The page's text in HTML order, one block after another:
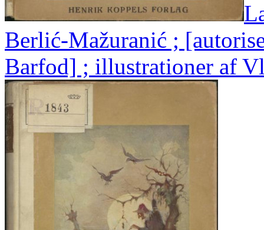
Berlić-Mažuranić ;
Barfod] ; illustrationer af